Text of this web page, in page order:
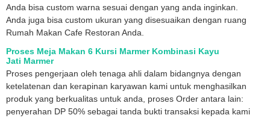
Anda bisa custom warna sesuai dengan yang anda inginkan.
Anda juga bisa custom ukuran yang disesuaikan dengan ruang
Rumah Makan Cafe Restoran Anda.
Proses Meja Makan 6 Kursi Marmer Kombinasi Kayu
Jati Marmer
Proses pengerjaan oleh tenaga ahli dalam bidangnya dengan
ketelatenan dan kerapinan karyawan kami untuk menghasilkan
produk yang berkualitas untuk anda, proses Order antara lain:
penyerahan DP 50% sebagai tanda bukti transaksi kepada kami